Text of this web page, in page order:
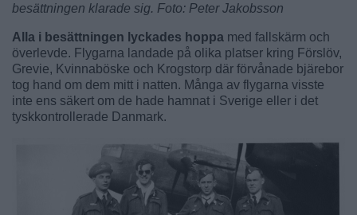
besättningen klarade sig. Foto: Peter Jakobsson
Alla i besättningen lyckades hoppa med fallskärm och
överlevde. Flygarna landade på olika platser kring Förslöv,
Grevie, Kvinnaböske och Krogstorp där förvånade bjärebor
tog hand om dem mitt i natten. Många av flygarna visste
inte ens säkert om de hade hamnat i Sverige eller i det
tyskkontrollerade Danmark.